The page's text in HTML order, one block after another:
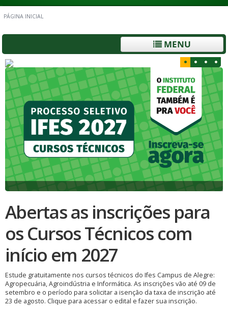
PÁGINA INICIAL
MENU
Abertas as inscrições para
os Cursos Técnicos com
início em 2027
Estude gratuitamente nos cursos técnicos do Ifes Campus de Alegre:
Agropecuária, Agroindústria e Informática. As inscrições vão até 09 de
setembro e o período para solicitar a isenção da taxa de inscrição até
23 de agosto. Clique para acessar o edital e fazer sua inscrição.